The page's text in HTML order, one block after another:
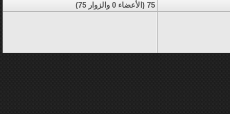
75 (الأعضاء 0 والزوار 75)